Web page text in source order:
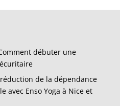
débuter une
de la dépendance
avec Enso Yoga à Nice et